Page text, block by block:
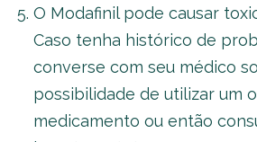
O Modafinil pode causar
Caso tenha histórico de
converse com seu médico
possibilidade de utilizar um
medicamento ou então